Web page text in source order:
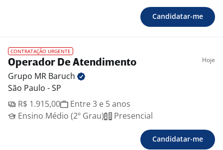
Candidatar-me
CONTRATAÇÃO URGENTE
Operador De Atendimento Hoje
Grupo MR Baruch
São Paulo - SP
R$ 1.915,00
Entre 3 e 5 anos
Ensino Médio (2º Grau)
Presencial
Candidatar-me